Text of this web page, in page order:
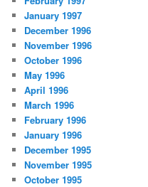
January 1997
December 1996
November 1996
October 1996
May 1996
April 1996
March 1996
February 1996
January 1996
December 1995
November 1995
October 1995